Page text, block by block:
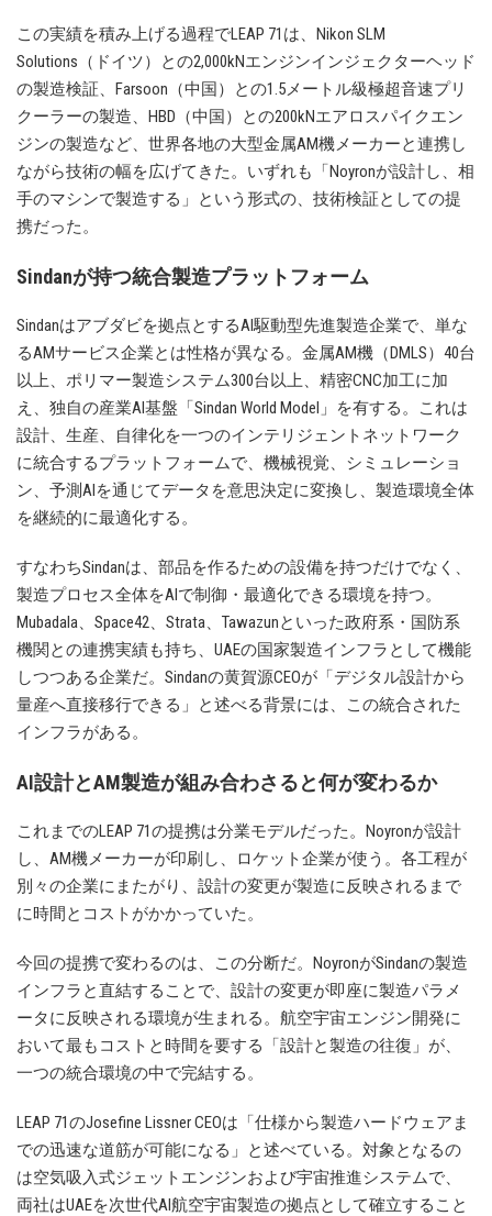
この実績を積み上げる過程でLEAP 71は、Nikon SLM
Solutions（ドイツ）との2,000kNエンジンインジェクターヘッド
の製造検証、Farsoon（中国）との1.5メートル級極超音速プリ
クーラーの製造、HBD（中国）との200kNエアロスパイクエン
ジンの製造など、世界各地の大型金属AM機メーカーと連携し
ながら技術の幅を広げてきた。いずれも「Noyronが設計し、相
手のマシンで製造する」という形式の、技術検証としての提
携だった。
Sindanが持つ統合製造プラットフォーム
Sindanはアブダビを拠点とするAI駆動型先進製造企業で、単な
るAMサービス企業とは性格が異なる。金属AM機（DMLS）40台
以上、ポリマー製造システム300台以上、精密CNC加工に加
え、独自の産業AI基盤「Sindan World Model」を有する。これは
設計、生産、自律化を一つのインテリジェントネットワーク
に統合するプラットフォームで、機械視覚、シミュレーショ
ン、予測AIを通じてデータを意思決定に変換し、製造環境全体
を継続的に最適化する。
すなわちSindanは、部品を作るための設備を持つだけでなく、
製造プロセス全体をAIで制御・最適化できる環境を持つ。
Mubadala、Space42、Strata、Tawazunといった政府系・国防系
機関との連携実績も持ち、UAEの国家製造インフラとして機能
しつつある企業だ。Sindanの黄賀源CEOが「デジタル設計から
量産へ直接移行できる」と述べる背景には、この統合された
インフラがある。
AI設計とAM製造が組み合わさると何が変わるか
これまでのLEAP 71の提携は分業モデルだった。Noyronが設計
し、AM機メーカーが印刷し、ロケット企業が使う。各工程が
別々の企業にまたがり、設計の変更が製造に反映されるまで
に時間とコストがかかっていた。
今回の提携で変わるのは、この分断だ。NoyronがSindanの製造
インフラと直結することで、設計の変更が即座に製造パラメ
ータに反映される環境が生まれる。航空宇宙エンジン開発に
おいて最もコストと時間を要する「設計と製造の往復」が、
一つの統合環境の中で完結する。
LEAP 71のJosefine Lissner CEOは「仕様から製造ハードウェアま
での迅速な道筋が可能になる」と述べている。対象となるの
は空気吸入式ジェットエンジンおよび宇宙推進システムで、
両社はUAEを次世代AI航空宇宙製造の拠点として確立すること